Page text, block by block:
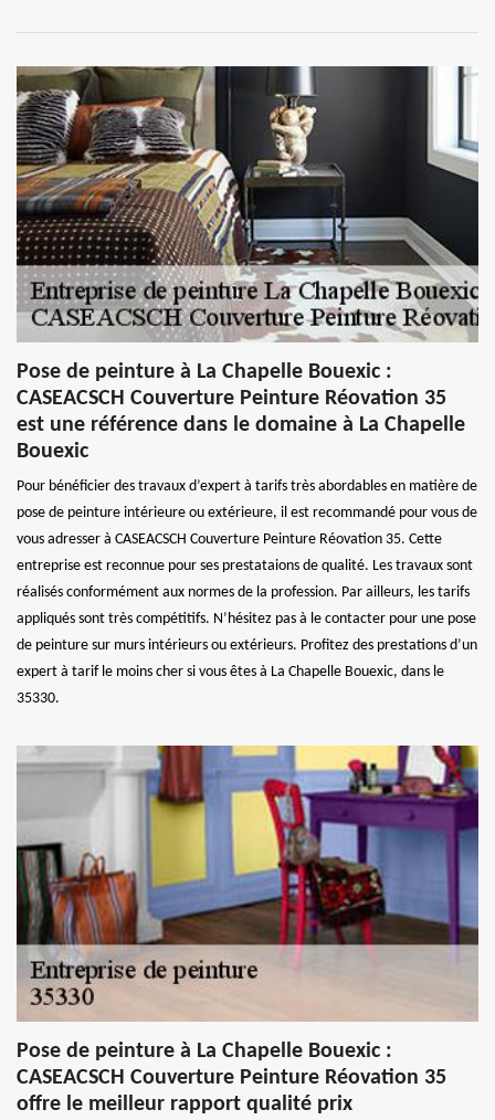
Pose de peinture à La Chapelle Bouexic :
CASEACSCH Couverture Peinture Réovation 35
est une référence dans le domaine à La Chapelle
Bouexic
Pour bénéficier des travaux d’expert à tarifs très abordables en matière de
pose de peinture intérieure ou extérieure, il est recommandé pour vous de
vous adresser à CASEACSCH Couverture Peinture Réovation 35. Cette
entreprise est reconnue pour ses prestataions de qualité. Les travaux sont
réalisés conformément aux normes de la profession. Par ailleurs, les tarifs
appliqués sont très compétitifs. N’hésitez pas à le contacter pour une pose
de peinture sur murs intérieurs ou extérieurs. Profitez des prestations d’un
expert à tarif le moins cher si vous êtes à La Chapelle Bouexic, dans le
35330.
Pose de peinture à La Chapelle Bouexic :
CASEACSCH Couverture Peinture Réovation 35
offre le meilleur rapport qualité prix